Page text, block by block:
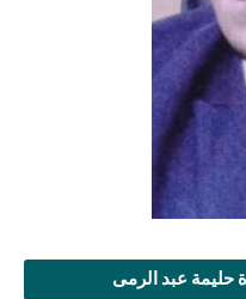
حليمة عبد الرمى